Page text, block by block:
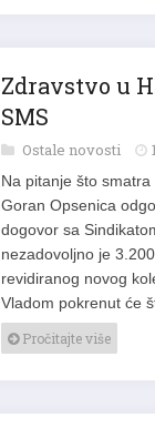
Zdravstvo u
SMS
Ostale novosti
Na pitanje što
Goran Opsenica
dogovor sa
nezadovoljno je
revidiranog novog
Vladom pokrenut će
Pročitajte više